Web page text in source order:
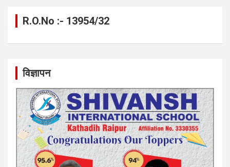
R.O.No :- 13954/32
विज्ञापन